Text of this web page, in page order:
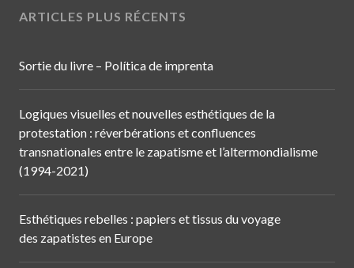
ARTICLES PLUS RÉCENTS
Sortie du livre – Política de imprenta
Logiques visuelles et nouvelles esthétiques de la
protestation : réverbérations et confluences
transnationales entre le zapatisme et l’altermondialisme
(1994-2021)
Esthétiques rebelles : papiers et tissus du voyage
des zapatistes en Europe